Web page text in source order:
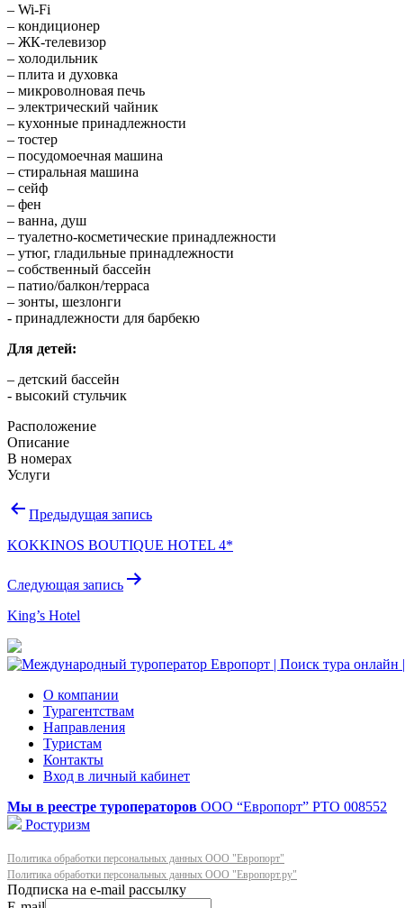
– Wi-Fi
– кондиционер
– ЖК-телевизор
– холодильник
– плита и духовка
– микроволновая печь
– электрический чайник
– кухонные принадлежности
– тостер
– посудомоечная машина
– стиральная машина
– сейф
– фен
– ванна, душ
– туалетно-косметические принадлежности
– утюг, гладильные принадлежности
– собственный бассейн
– патио/балкон/терраса
– зонты, шезлонги
​- принадлежности для барбекю
Для детей:
– детский бассейн
​- высокий стульчик
Расположение
Описание
В номерах
Услуги
Навигация
записям
Предыдущая запись
KOKKINOS BOUTIQUE HOTEL 4*
Следующая запись
King’s Hotel
О компании
Турагентствам
Направления
Туристам
Контакты
Вход в личный кабинет
Мы в реестре туроператоров ООО “Европорт” РТО 008552
Ростуризм
Политика обработки персональных данных ООО "Европорт"
Политика обработки персональных данных ООО "Европорт.ру"